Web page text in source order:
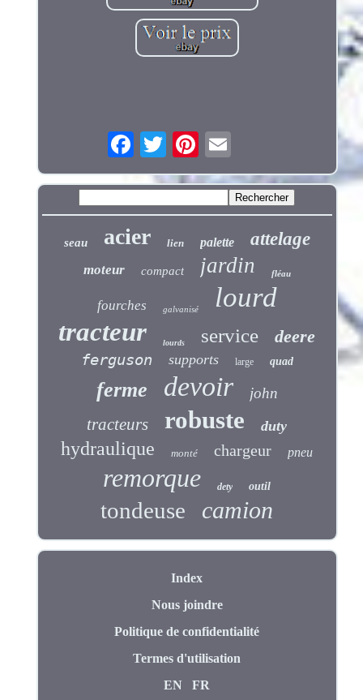
seau acier lien palette attelage
moteur compact jardin fléau
fourches galvanisé lourd
tracteur lourds service deere
ferguson supports large quad
ferme devoir john
tracteurs robuste duty
hydraulique monté chargeur pneu
remorque dety outil
tondeuse camion
Index
Nous joindre
Politique de confidentialité
Termes d'utilisation
EN
FR